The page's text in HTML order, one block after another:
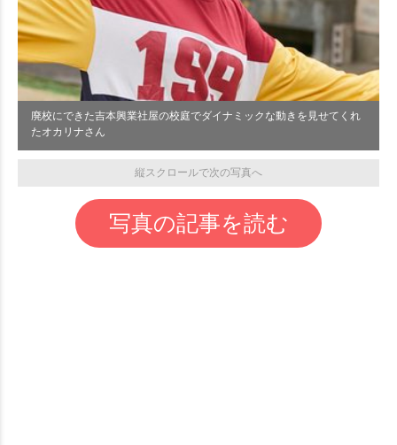
廃校にできた吉本興業社屋の校庭でダイナミックな動きを見せてくれ
たオカリナさん
縦スクロールで次の写真へ
写真の記事を読む